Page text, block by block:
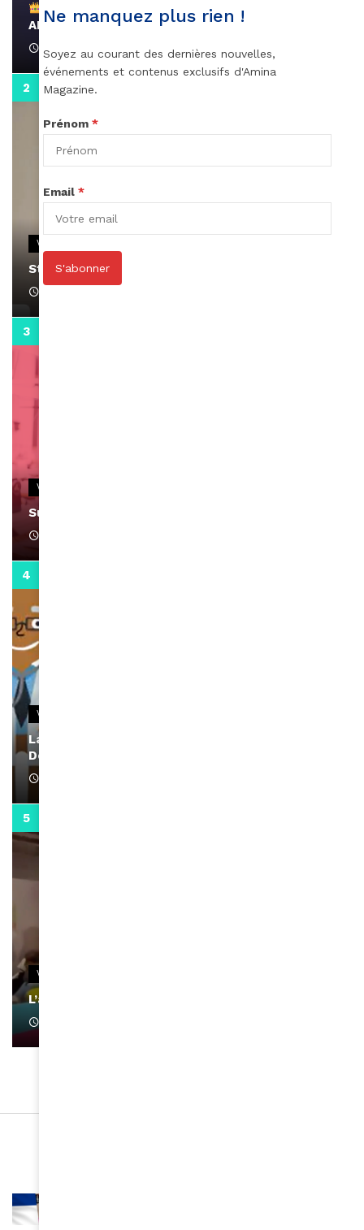
Remerciements à Ayden pour son message sur
AMINA, le Magazine de la Femme
April 1, 2022
VIDEOS
Stacy passe un message
VIDEOS
Support Black Business Wee-kend
VIDEOS
La rubrique santé speciale coronavirus du
Docteur Makanda
VIDEOS
L’artiste Yoan s’exprime
Ne manquez plus rien !
Soyez au courant des dernières nouvelles,
événements et contenus exclusifs d'Amina
Magazine.
Prénom *
Email *
S'abonner